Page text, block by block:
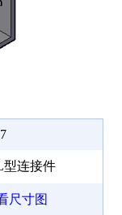
型连接件
尺寸图